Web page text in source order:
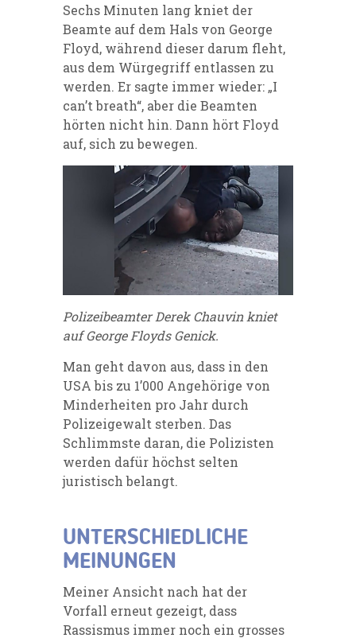
Sechs Minuten lang kniet der
Beamte auf dem Hals von George
Floyd, während dieser darum fleht,
aus dem Würgegriff entlassen zu
werden. Er sagte immer wieder: „I
can’t breath“, aber die Beamten
hörten nicht hin. Dann hört Floyd
auf, sich zu bewegen.
Polizeibeamter Derek Chauvin kniet
auf George Floyds Genick.
Man geht davon aus, dass in den
USA bis zu 1’000 Angehörige von
Minderheiten pro Jahr durch
Polizeigewalt sterben. Das
Schlimmste daran, die Polizisten
werden dafür höchst selten
juristisch belangt.
UNTERSCHIEDLICHE
MEINUNGEN
Meiner Ansicht nach hat der
Vorfall erneut gezeigt, dass
Rassismus immer noch ein grosses